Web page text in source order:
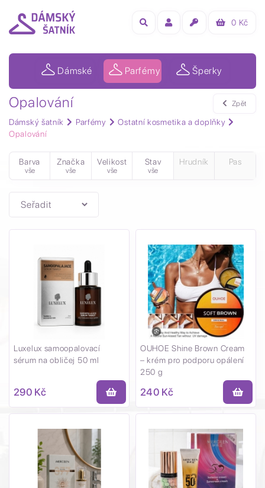
0 Kč
Dámské Parfémy Šperky
Opalování
Dámský šatník Parfémy
Ostatní kosmetika a doplňky
Opalování
Zpět
Barva
vše
Značka
vše
Velikost
vše
Stav
vše
Hrudník Pas
Luxelux samoopalovací
sérum na obličej 50 ml
290 Kč
OUHOE Shine Brown Cream
– krém pro podporu opálení
250 g
240 Kč